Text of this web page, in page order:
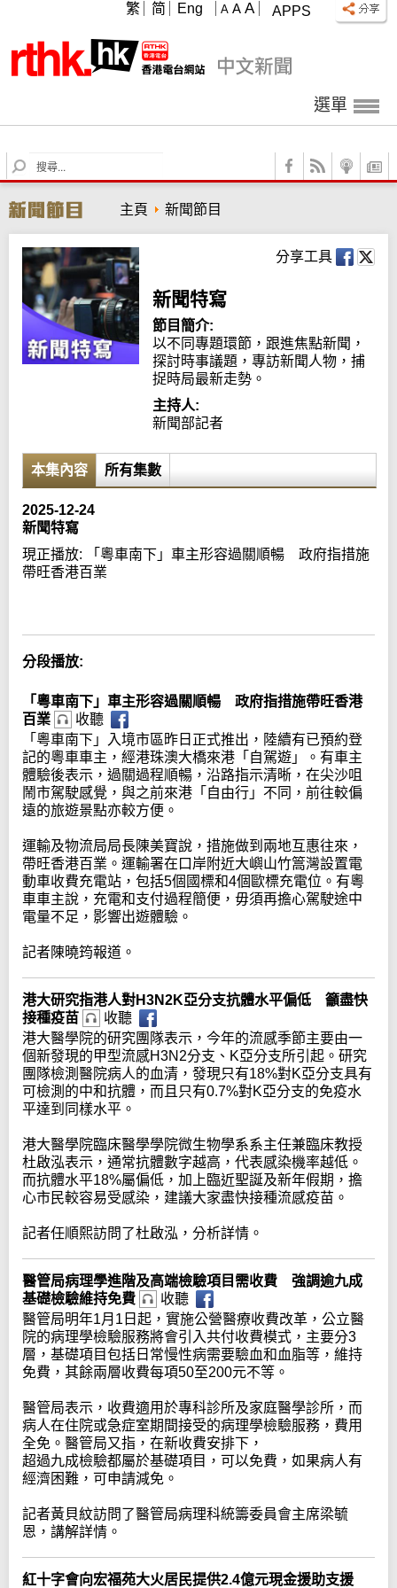
APPS
A A A
繁 简 Eng
選單
S
e
r
c
h
主頁 新聞節目
分享工具
新聞特寫
節目簡介:
以不同專題環節，跟進焦點新聞，
探討時事議題，專訪新聞人物，捕
捉時局最新走勢。
主持人:
新聞部記者
本集內容 所有集數
2025-12-24
新聞特寫
現正播放:
「粵車南下」車主形容過關順暢 政府指措施
帶旺香港百業
分段播放:
「粵車南下」車主形容過關順暢 政府指措施帶旺香港
百業
收聽
「粵車南下」入境市區昨日正式推出，陸續有已預約登
記的粵車車主，經港珠澳大橋來港「自駕遊」。有車主
體驗後表示，過關過程順暢，沿路指示清晰，在尖沙咀
鬧市駕駛感覺，與之前來港「自由行」不同，前往較偏
遠的旅遊景點亦較方便。
運輸及物流局局長陳美寶說，措施做到兩地互惠往來，
帶旺香港百業。運輸署在口岸附近大嶼山竹篙灣設置電
動車收費充電站，包括5個國標和4個歐標充電位。有粵
車車主說，充電和支付過程簡便，毋須再擔心駕駛途中
電量不足，影響出遊體驗。
記者陳曉筠報道。
港大研究指港人對H3N2K亞分支抗體水平偏低 籲盡快
接種疫苗
收聽
港大醫學院的研究團隊表示，今年的流感季節主要由一
個新發現的甲型流感H3N2分支、K亞分支所引起。研究
團隊檢測醫院病人的血清，發現只有18%對K亞分支具有
可檢測的中和抗體，而且只有0.7%對K亞分支的免疫水
平達到同樣水平。
港大醫學院臨床醫學學院微生物學系系主任兼臨床教授
杜啟泓表示，通常抗體數字越高，代表感染機率越低。
而抗體水平18%屬偏低，加上臨近聖誕及新年假期，擔
心市民較容易受感染，建議大家盡快接種流感疫苗。
記者任順熙訪問了杜啟泓，分析詳情。
醫管局病理學進階及高端檢驗項目需收費 強調逾九成
基礎檢驗維持免費
收聽
醫管局明年1月1日起，實施公營醫療收費改革，公立醫
院的病理學檢驗服務將會引入共付收費模式，主要分3
層，基礎項目包括日常慢性病需要驗血和血脂等，維持
免費，其餘兩層收費每項50至200元不等。
醫管局表示，收費適用於專科診所及家庭醫學診所，而
病人在住院或急症室期間接受的病理學檢驗服務，費用
全免。醫管局又指，在新收費安排下，
超過九成檢驗都屬於基礎項目，可以免費，如果病人有
經濟困難，可申請減免。
記者黃貝紋訪問了醫管局病理科統籌委員會主席梁毓
恩，講解詳情。
紅十字會向宏福苑大火居民提供2.4億元現金援助支援